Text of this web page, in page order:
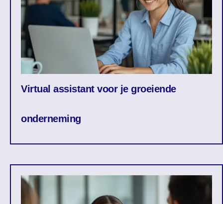
Virtual assistant voor je groeiende
onderneming